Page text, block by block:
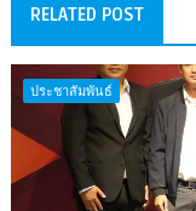
RELATED POST
ประชาสัมพันธ์